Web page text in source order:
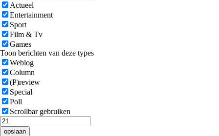
Actueel
Entertainment
Sport
Film & Tv
Games
Toon berichten van deze types
Weblog
Column
(P)review
Special
Poll
Scrollbar gebruiken
opslaan